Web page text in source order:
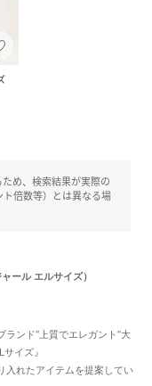
め、検索結果が実際の
倍数等）とは異なる場
ール エルサイズ）
ンド“上質でエレガント”大
イズ』
入れたアイテムを提案してい